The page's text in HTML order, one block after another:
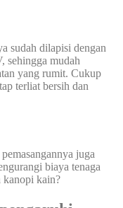
sudah dilapisi dengan
sehingga mudah
yang rumit. Cukup
terliat bersih dan
juga
biaya tenaga
kanopi kain?